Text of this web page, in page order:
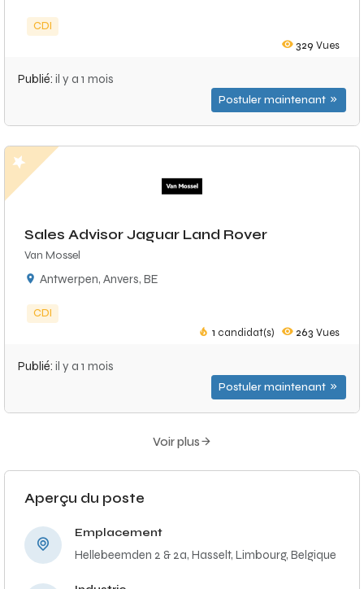
CDI
329 Vues
Publié: il y a 1 mois
Postuler maintenant
Sales Advisor Jaguar Land Rover
Van Mossel
Antwerpen, Anvers, BE
CDI
1 candidat(s) 263 Vues
Publié: il y a 1 mois
Postuler maintenant
Voir plus
Aperçu du poste
Emplacement
Hellebeemden 2 & 2a, Hasselt, Limbourg, Belgique